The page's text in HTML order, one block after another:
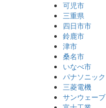
可児市
三重県
四日市市
鈴鹿市
津市
桑名市
いなべ市
パナソニック
三菱電機
サンウェーブ